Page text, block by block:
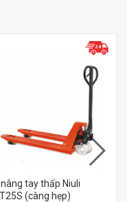
tay thấp Niuli
(càng hẹp)